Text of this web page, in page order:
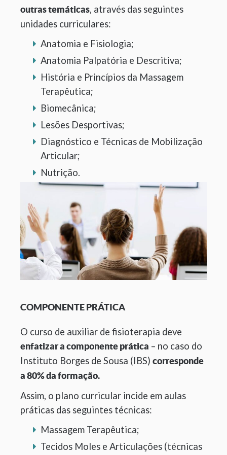
outras temáticas, através das seguintes
unidades curriculares:
Anatomia e Fisiologia;
Anatomia Palpatória e Descritiva;
História e Princípios da Massagem
Terapêutica;
Biomecânica;
Lesões Desportivas;
Diagnóstico e Técnicas de Mobilização
Articular;
Nutrição.
COMPONENTE PRÁTICA
O curso de auxiliar de fisioterapia deve
enfatizar a componente prática – no caso do
Instituto Borges de Sousa (IBS) corresponde
a 80% da formação.
Assim, o plano curricular incide em aulas
práticas das seguintes técnicas:
Massagem Terapêutica;
Tecidos Moles e Articulações (técnicas